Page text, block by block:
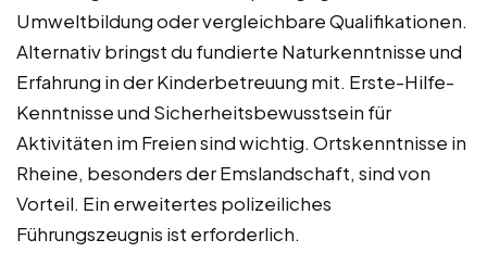
Umweltbildung oder vergleichbare Qualifikationen.
Alternativ bringst du fundierte Naturkenntnisse und
Erfahrung in der Kinderbetreuung mit. Erste-Hilfe-
Kenntnisse und Sicherheitsbewusstsein für
Aktivitäten im Freien sind wichtig. Ortskenntnisse in
Rheine, besonders der Emslandschaft, sind von
Vorteil. Ein erweitertes polizeiliches
Führungszeugnis ist erforderlich.